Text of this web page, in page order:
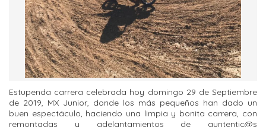
Estupenda carrera celebrada hoy domingo 29 de Septiembre
de 2019, MX Junior, donde los más pequeños han dado un
buen espectáculo, haciendo una limpia y bonita carrera, con
remontadas y adelantamientos de auntentic@s